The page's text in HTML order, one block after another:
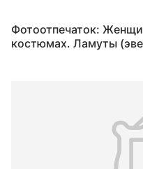
Фотоотпечаток:
костюмах. Ламуты